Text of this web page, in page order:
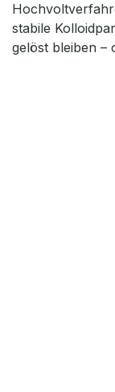
stabile
gelöst bleiben –